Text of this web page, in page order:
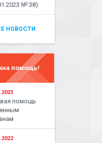
№ 38)
НОВОСТИ
помощь!
помощь